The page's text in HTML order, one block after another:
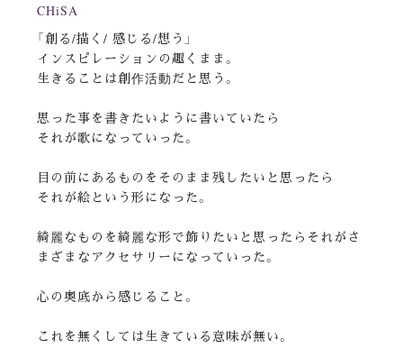
CHiSA
「創る/描く/ 感じる/想う」
インスピレーションの趣くまま。
生きることは創作活動だと思う。
思った事を書きたいように書いていたら
それが歌になっていった。
目の前にあるものをそのまま残したいと思ったら
それが絵という形になった。
綺麗なものを綺麗な形で飾りたいと思ったらそれがさ
まざまなアクセサリーになっていった。
心の奥底から感じること。
これを無くしては生きている意味が無い。